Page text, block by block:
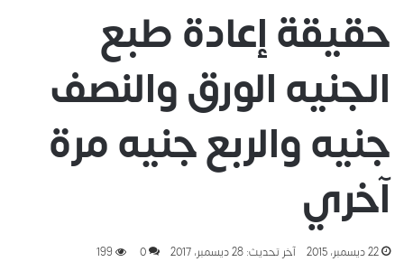
حقيقة إعادة طبع
الجنيه الورق والنصف
جنيه والربع جنيه مرة
آخري
22 ديسمبر، 2015 آخر تحديث: 28 ديسمبر، 2017 0
199